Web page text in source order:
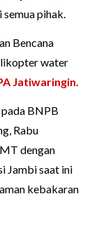
pihak.
Bencana
water
Jatiwaringin.
BNPB
Rabu
dengan
Jambi saat ini
kebakaran